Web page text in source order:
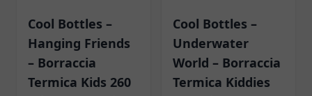
Cool Bottles –
Hanging Friends
– Borraccia
Termica Kids 260
Cool Bottles –
Underwater
World – Borraccia
Termica Kiddies